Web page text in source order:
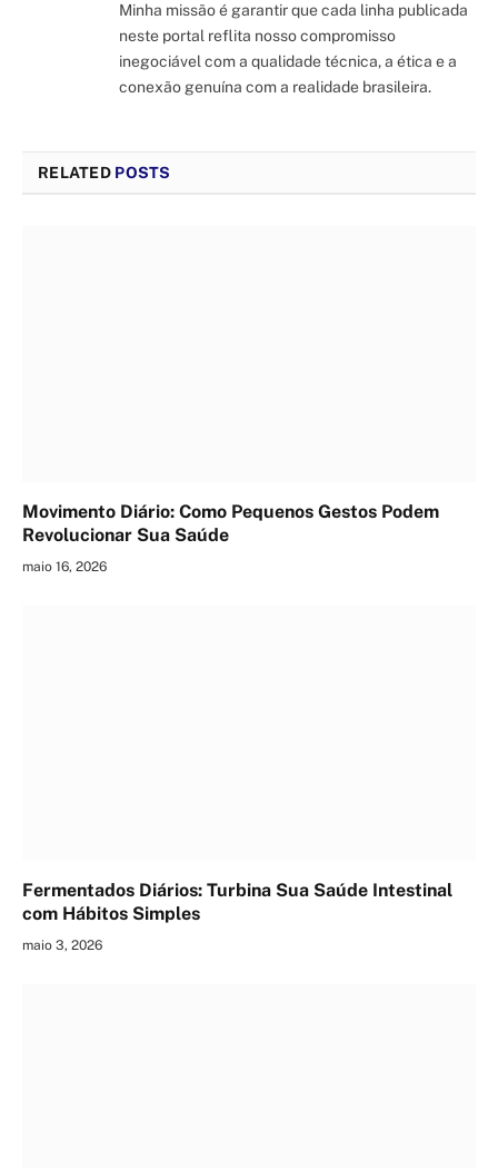
Minha missão é garantir que cada linha publicada
neste portal reflita nosso compromisso
inegociável com a qualidade técnica, a ética e a
conexão genuína com a realidade brasileira.
RELATED POSTS
Movimento Diário: Como Pequenos Gestos Podem
Revolucionar Sua Saúde
maio 16, 2026
Fermentados Diários: Turbina Sua Saúde Intestinal
com Hábitos Simples
maio 3, 2026